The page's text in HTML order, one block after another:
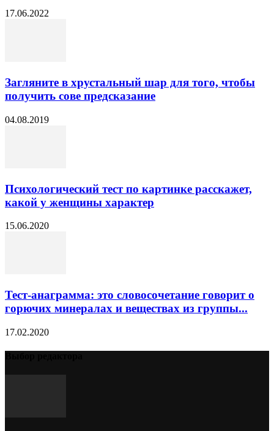
17.06.2022
Загляните в хрустальный шар для того, чтобы
получить сове предсказание
04.08.2019
Психологический тест по картинке расскажет,
какой у женщины характер
15.06.2020
Тест-анаграмма: это словосочетание говорит о
горючих минералах и веществах из группы...
17.02.2020